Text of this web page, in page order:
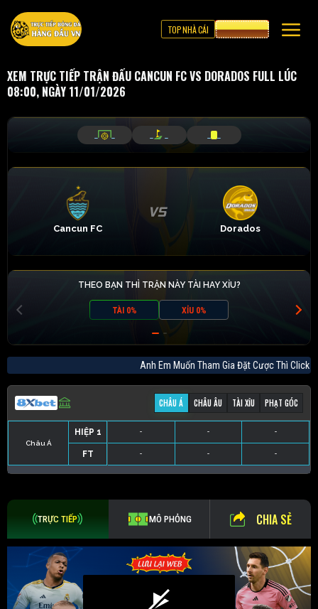
TOP NHÀ CÁI CƯỢC 8XBET
XEM TRỰC TIẾP TRẬN ĐẤU CANCUN FC VS DORADOS FULL LÚC
08:00, NGÀY 11/01/2026
_ _
Cancun FC Dorados
THEO BẠN THÌ TRẬN NÀY TÀI HAY XỈU?
TÀI 0% XỈU 0%
Anh Em Muốn Tham Gia Đặt Cược
CHÂU Á CHÂU ÂU TÀI XỈU PHẠT GÓC
Châu Á
HIỆP 1
FT
- - -
- - -
FT - - -
TRỰC TIẾP MÔ PHỎNG CHIA SẺ